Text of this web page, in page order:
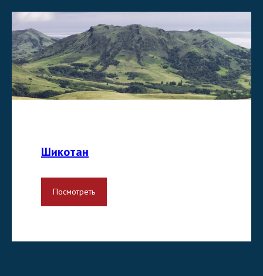
Шикотан
Посмотреть